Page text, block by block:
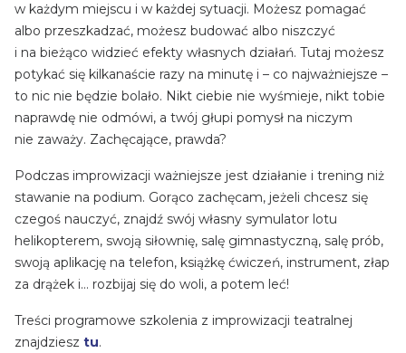
w każdym miejscu i w każdej sytuacji. Możesz pomagać
albo przeszkadzać, możesz budować albo niszczyć
i na bieżąco widzieć efekty własnych działań. Tutaj możesz
potykać się kilkanaście razy na minutę i – co najważniejsze –
to nic nie będzie bolało. Nikt ciebie nie wyśmieje, nikt tobie
naprawdę nie odmówi, a twój głupi pomysł na niczym
nie zaważy. Zachęcające, prawda?
Podczas improwizacji ważniejsze jest działanie i trening niż
stawanie na podium. Gorąco zachęcam, jeżeli chcesz się
czegoś nauczyć, znajdź swój własny symulator lotu
helikopterem, swoją siłownię, salę gimnastyczną, salę prób,
swoją aplikację na telefon, książkę ćwiczeń, instrument, złap
za drążek i… rozbijaj się do woli, a potem leć!
Treści programowe szkolenia z improwizacji teatralnej
znajdziesz tu.